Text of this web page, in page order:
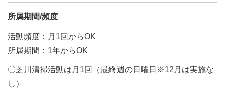
所属期間/頻度
活動頻度：月1回からOK
所属期間：1年からOK
〇芝川清掃活動は月1回（最終週の日曜日※12月は実施な
し）